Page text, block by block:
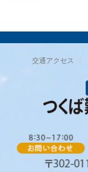
交通アクセス